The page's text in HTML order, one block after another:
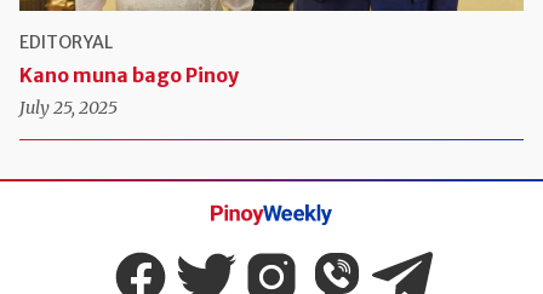
EDITORYAL
Kano muna bago Pinoy
July 25, 2025
Pinoy
Weekly